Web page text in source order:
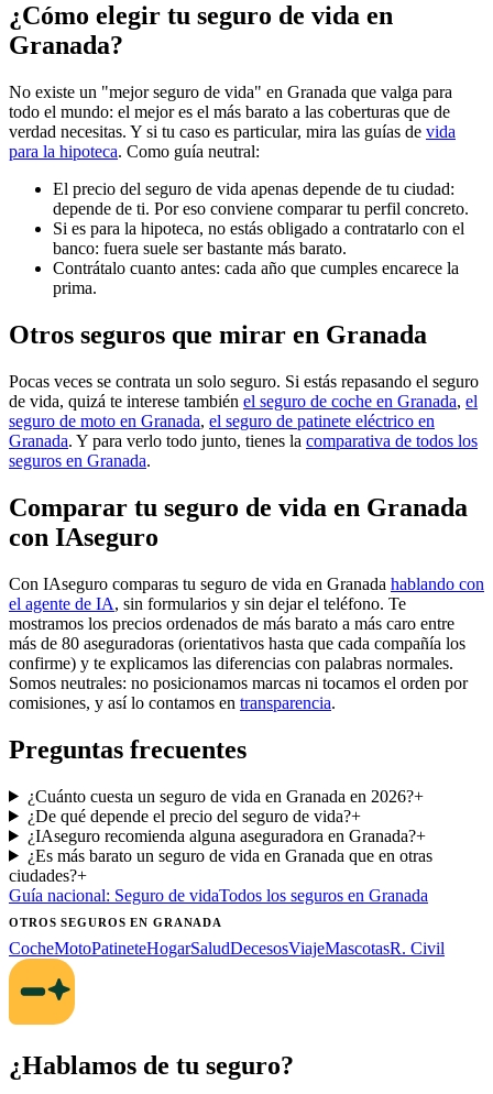
¿Cómo elegir tu seguro de vida en
Granada?
No existe un "mejor seguro de vida" en Granada que valga para
todo el mundo: el mejor es el más barato a las coberturas que de
verdad necesitas. Y si tu caso es particular, mira las guías de vida
para la hipoteca. Como guía neutral:
El precio del seguro de vida apenas depende de tu ciudad:
depende de ti. Por eso conviene comparar tu perfil concreto.
Si es para la hipoteca, no estás obligado a contratarlo con el
banco: fuera suele ser bastante más barato.
Contrátalo cuanto antes: cada año que cumples encarece la
prima.
Otros seguros que mirar en Granada
Pocas veces se contrata un solo seguro. Si estás repasando el seguro
de vida, quizá te interese también el seguro de coche en Granada, el
seguro de moto en Granada, el seguro de patinete eléctrico en
Granada. Y para verlo todo junto, tienes la comparativa de todos los
seguros en Granada.
Comparar tu seguro de vida en Granada
con IAseguro
Con IAseguro comparas tu seguro de vida en Granada hablando con
el agente de IA, sin formularios y sin dejar el teléfono. Te
mostramos los precios ordenados de más barato a más caro entre
más de 80 aseguradoras (orientativos hasta que cada compañía los
confirme) y te explicamos las diferencias con palabras normales.
Somos neutrales: no posicionamos marcas ni tocamos el orden por
comisiones, y así lo contamos en transparencia.
Preguntas frecuentes
¿Cuánto cuesta un seguro de vida en Granada en 2026?+
¿De qué depende el precio del seguro de vida?+
¿IAseguro recomienda alguna aseguradora en Granada?+
¿Es más barato un seguro de vida en Granada que en otras
ciudades?+
Guía nacional: Seguro de vidaTodos los seguros en Granada
OTROS SEGUROSEN GRANADA
CocheMotoPatineteHogarSaludDecesosViajeMascotasR. Civil
¿Hablamos de tu seguro?